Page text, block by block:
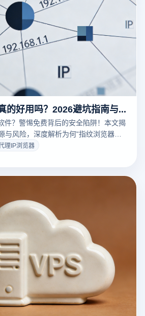
代理IP免费软件真的好用吗？2026避坑指南与指纹浏览器配置实战
件？警惕免费背后的安全陷阱！本文揭
与风险，深度解析为何“指纹浏览器哪
。教你利用云登指纹浏览器的网络检测
选与使用代理资源，保障账号防关
理IP浏览器